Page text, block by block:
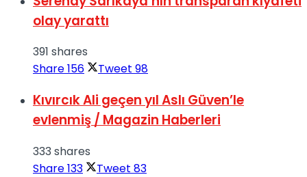
olay yarattı
391 shares
Share156 Tweet 98
Kıvırcık Ali geçen yıl Aslı Güven’le
evlenmiş / Magazin Haberleri
333 shares
Share133 Tweet 83